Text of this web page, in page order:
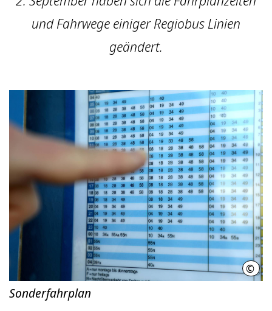
und Fahrwege einiger Regiobus Linien
geändert.
©
Sonderfahrplan